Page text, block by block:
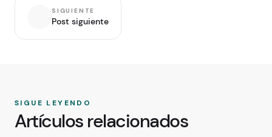
SIGUIENTE
Post siguiente
SIGUE LEYENDO
Artículos relacionados